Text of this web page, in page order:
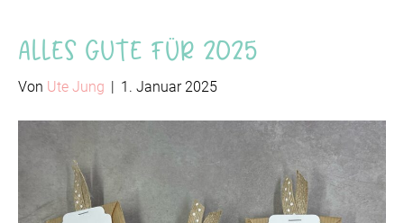
Alles Gute für 2025
Von Ute Jung 1. Januar 2025